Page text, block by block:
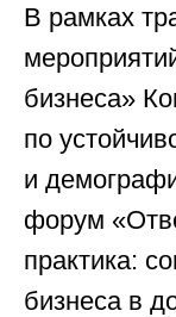
В рамках
бизнеса»
по
и
форум
практика:
бизнеса в